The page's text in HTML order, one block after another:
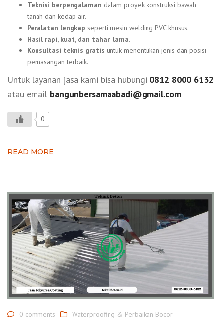
Teknisi berpengalaman dalam proyek konstruksi bawah
tanah dan kedap air.
Peralatan lengkap seperti mesin welding PVC khusus.
Hasil rapi, kuat, dan tahan lama.
Konsultasi teknis gratis untuk menentukan jenis dan posisi
pemasangan terbaik.
Untuk layanan jasa kami bisa hubungi 0812 8000 6132
atau email bangunbersamaabadi@gmail.com
0
READ MORE
0 comments
Waterproofing & Perbaikan Bocor